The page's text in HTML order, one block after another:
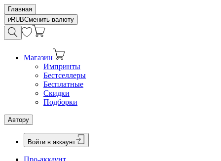
Главная
RUBСменить валюту
Магазин
Импринты
Бестселлеры
Бесплатные
Скидки
Подборки
Автору
Войти в аккаунт
Про-аккаунт